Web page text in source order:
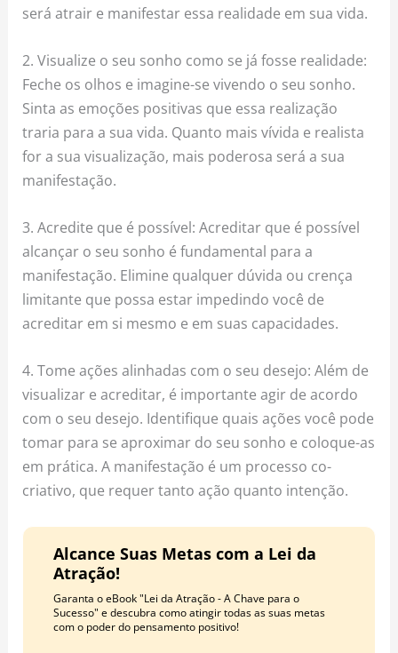
será atrair e manifestar essa realidade em sua vida.
2. Visualize o seu sonho como se já fosse realidade:
Feche os olhos e imagine-se vivendo o seu sonho.
Sinta as emoções positivas que essa realização
traria para a sua vida. Quanto mais vívida e realista
for a sua visualização, mais poderosa será a sua
manifestação.
3. Acredite que é possível: Acreditar que é possível
alcançar o seu sonho é fundamental para a
manifestação. Elimine qualquer dúvida ou crença
limitante que possa estar impedindo você de
acreditar em si mesmo e em suas capacidades.
4. Tome ações alinhadas com o seu desejo: Além de
visualizar e acreditar, é importante agir de acordo
com o seu desejo. Identifique quais ações você pode
tomar para se aproximar do seu sonho e coloque-as
em prática. A manifestação é um processo co-
criativo, que requer tanto ação quanto intenção.
Alcance Suas Metas com a Lei da
Atração!
Garanta o eBook "Lei da Atração - A Chave para o
Sucesso" e descubra como atingir todas as suas metas
com o poder do pensamento positivo!